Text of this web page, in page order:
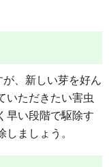
、新しい芽を好ん
いただきたい害虫
早い段階で駆除す
ましょう。